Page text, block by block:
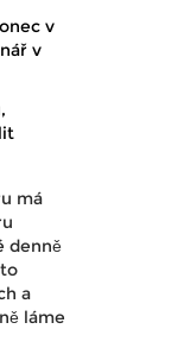
v
v
má
denně
a
láme